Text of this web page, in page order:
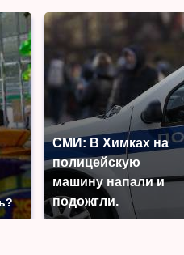
СМИ: В Химках на
полицейскую
машину напали и
подожгли.